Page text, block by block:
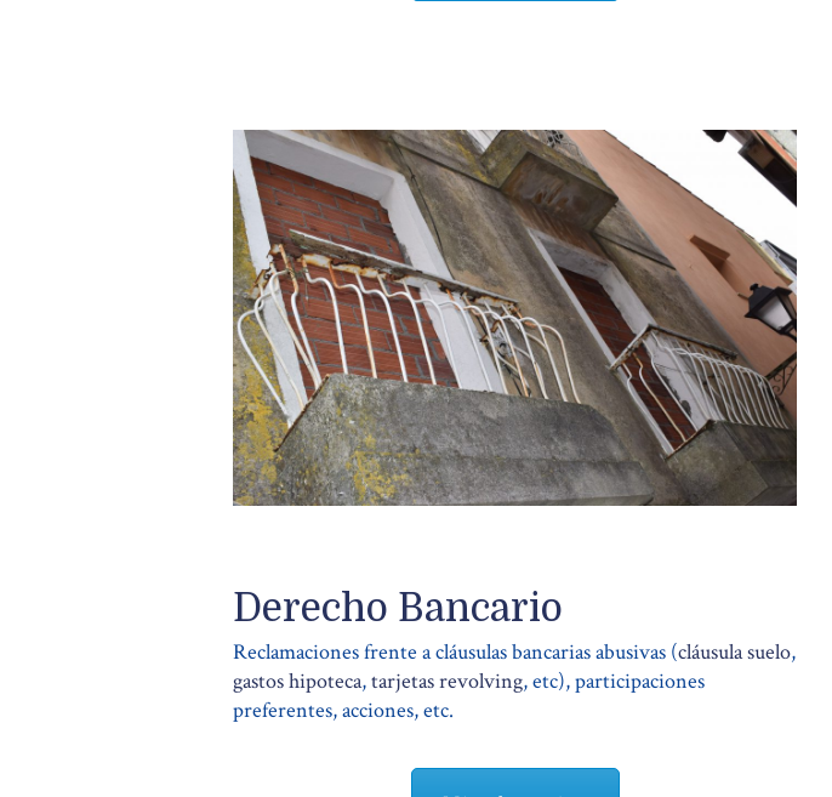
Derecho Bancario
Reclamaciones frente a cláusulas bancarias abusivas (cláusula suelo,
gastos hipoteca,tarjetas revolving, etc), participaciones
preferentes, acciones, etc.